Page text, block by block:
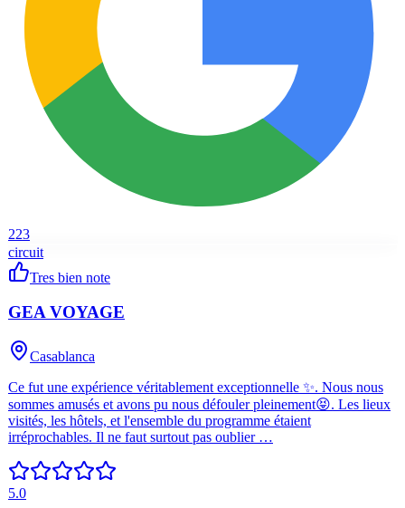
223
circuit
Tres bien note
GEA VOYAGE
Casablanca
Ce fut une expérience véritablement exceptionnelle ✨. Nous nous
sommes amusés et avons pu nous défouler pleinement😝. Les lieux
visités, les hôtels, et l'ensemble du programme étaient
irréprochables. Il ne faut surtout pas oublier …
5.0